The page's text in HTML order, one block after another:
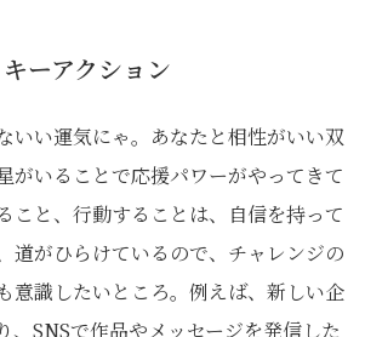
ーアクション
いい運気にゃ。あなたと相性がいい双
がいることで応援パワーがやってきて
こと、行動することは、自信を持って
道がひらけているので、チャレンジの
意識したいところ。例えば、新しい企
、SNSで作品やメッセージを発信した